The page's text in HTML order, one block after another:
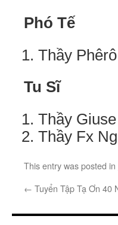
Phó Tế
Thầy
Tu Sĩ
Thầy
Thầy Fx
This entry was posted in
← Tuyển Tập Tạ Ơn 40